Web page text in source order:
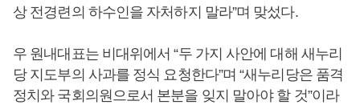
상 전경련의 하수인을 자처하지 말라”며 맞섰다.
우 원내대표는 비대위에서 “두 가지 사안에 대해 새누리
당 지도부의 사과를 정식 요청한다”며 “새누리당은 품격
정치와 국회의원으로서 본분을 잊지 말아야 할 것”이라